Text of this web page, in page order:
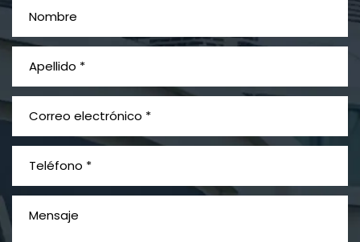
¿Qué es el mesotelioma?